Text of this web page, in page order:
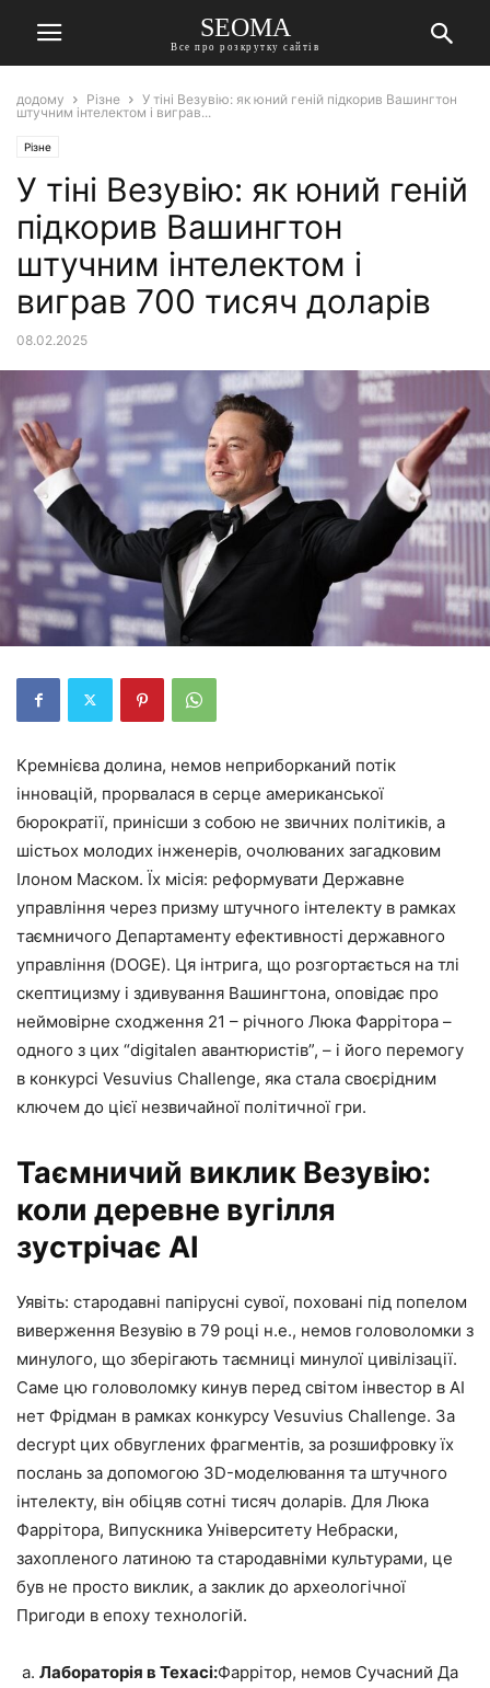
SEOMA
Все про розкрутку сайтів
додому Різне
У тіні Везувію: як юний геній підкорив Вашингтон
штучним інтелектом і виграв...
Різне
У тіні Везувію: як юний геній
підкорив Вашингтон
штучним інтелектом і
виграв 700 тисяч доларів
08.02.2025
Кремнієва долина, немов неприборканий потік
інновацій, прорвалася в серце американської
бюрократії, принісши з собою не звичних політиків, а
шістьох молодих інженерів, очолюваних загадковим
Ілоном Маском. Їх місія: реформувати Державне
управління через призму штучного інтелекту в рамках
таємничого Департаменту ефективності державного
управління (DOGE). Ця інтрига, що розгортається на тлі
скептицизму і здивування Вашингтона, оповідає про
неймовірне сходження 21 – річного Люка Фаррітора –
одного з цих “digitalen авантюристів”, – і його перемогу
в конкурсі Vesuvius Challenge, яка стала своєрідним
ключем до цієї незвичайної політичної гри.
Таємничий виклик Везувію:
коли деревне вугілля
зустрічає AI
Уявіть: стародавні папірусні сувої, поховані під попелом
виверження Везувію в 79 році н.е., немов головоломки з
минулого, що зберігають таємниці минулої цивілізації.
Саме цю головоломку кинув перед світом інвестор в AI
нет Фрідман в рамках конкурсу Vesuvius Challenge. За
decrypt цих обвуглених фрагментів, за розшифровку їх
послань за допомогою 3D-моделювання та штучного
інтелекту, він обіцяв сотні тисяч доларів. Для Люка
Фаррітора, Випускника Університету Небраски,
захопленого латиною та стародавніми культурами, це
був не просто виклик, а заклик до археологічної
Пригоди в епоху технологій.
Лабораторія в Техасі:Фаррітор, немов Сучасний Да